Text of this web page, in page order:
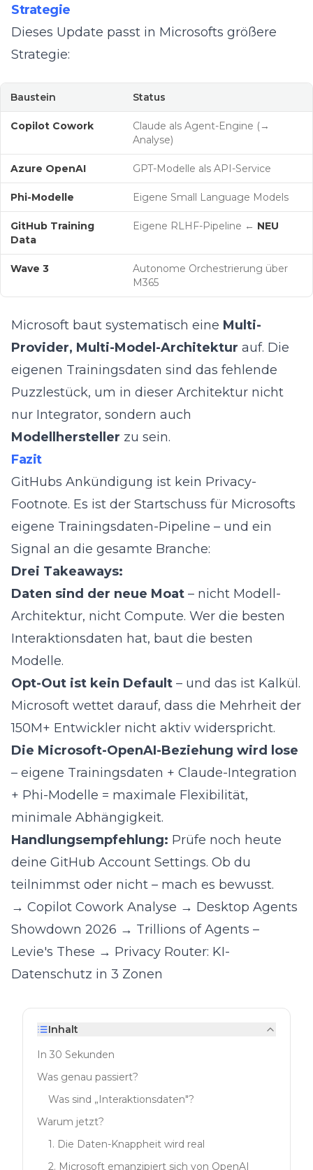
Strategie
Dieses Update passt in Microsofts größere
Strategie:
Baustein Status
Copilot Cowork Claude als Agent-Engine (→
Analyse)
Azure OpenAI GPT-Modelle als API-Service
Phi-Modelle Eigene Small Language Models
GitHub Training
Data
Eigene RLHF-Pipeline ← NEU
Wave 3
Autonome Orchestrierung über
M365
Microsoft baut systematisch eine Multi-
Provider, Multi-Model-Architektur auf. Die
eigenen Trainingsdaten sind das fehlende
Puzzlestück, um in dieser Architektur nicht
nur Integrator, sondern auch
Modellhersteller zu sein.
Fazit
GitHubs Ankündigung ist kein Privacy-
Footnote. Es ist der Startschuss für Microsofts
eigene Trainingsdaten-Pipeline – und ein
Signal an die gesamte Branche:
Drei Takeaways:
Daten sind der neue Moat – nicht Modell-
Architektur, nicht Compute. Wer die besten
Interaktionsdaten hat, baut die besten
Modelle.
Opt-Out ist kein Default – und das ist Kalkül.
Microsoft wettet darauf, dass die Mehrheit der
150M+ Entwickler nicht aktiv widerspricht.
Die Microsoft-OpenAI-Beziehung wird lose
– eigene Trainingsdaten + Claude-Integration
+ Phi-Modelle = maximale Flexibilität,
minimale Abhängigkeit.
Handlungsempfehlung: Prüfe noch heute
deine GitHub Account Settings. Ob du
teilnimmst oder nicht – mach es bewusst.
→ Copilot Cowork Analyse → Desktop Agents
Showdown 2026 → Trillions of Agents –
Levie's These → Privacy Router: KI-
Datenschutz in 3 Zonen
Inhalt
In 30 Sekunden
Was genau passiert?
Was sind „Interaktionsdaten"?
Warum jetzt?
1. Die Daten-Knappheit wird real
2. Microsoft emanzipiert sich von OpenAI